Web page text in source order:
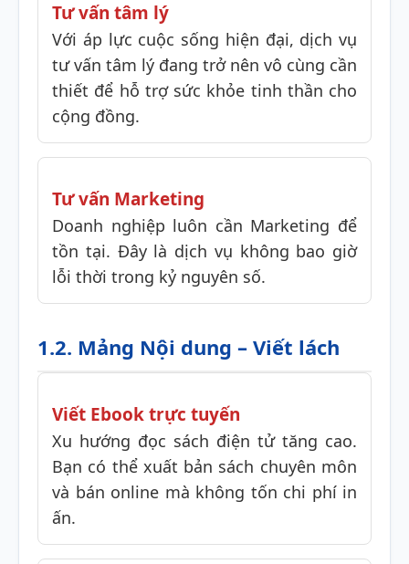
Tư vấn tâm lý
Với áp lực cuộc sống hiện đại, dịch vụ
tư vấn tâm lý đang trở nên vô cùng cần
thiết để hỗ trợ sức khỏe tinh thần cho
cộng đồng.
Tư vấn Marketing
Doanh nghiệp luôn cần Marketing để
tồn tại. Đây là dịch vụ không bao giờ
lỗi thời trong kỷ nguyên số.
1.2. Mảng Nội dung – Viết lách
Viết Ebook trực tuyến
Xu hướng đọc sách điện tử tăng cao.
Bạn có thể xuất bản sách chuyên môn
và bán online mà không tốn chi phí in
ấn.